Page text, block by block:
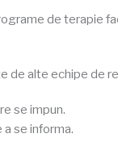
de terapie
de alte echipe de
se impun.
se informa.